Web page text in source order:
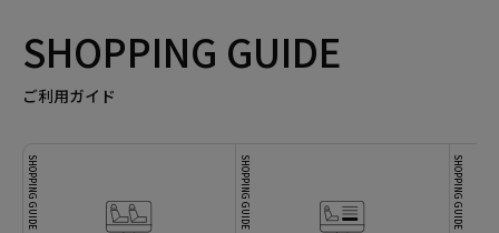
SHOPPING GUIDE
ご利用ガイド
SHOPPING GUIDE SHOPPING GUIDE SHOPPING GUIDE